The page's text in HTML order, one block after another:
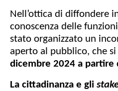
Nell’ottica di diffondere
conoscenza delle
stato organizzato un
aperto al pubblico, che
dicembre 2024 a partire
La cittadinanza e gli